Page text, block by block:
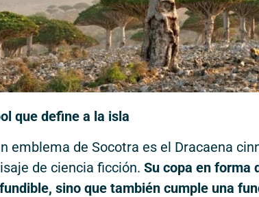
que define a la isla
emblema de Socotra es el Dracaena
de ciencia ficción. Su copa en forma
sino que también cumple una